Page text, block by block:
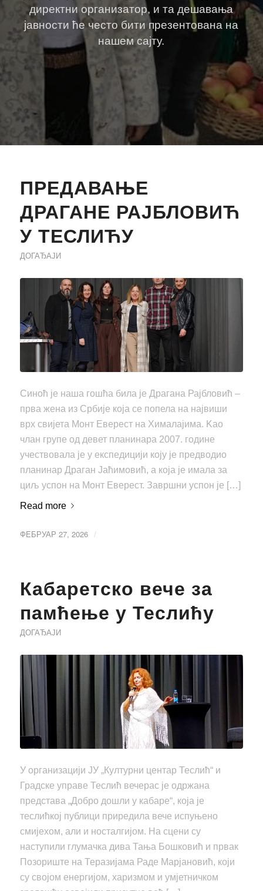
директни организатор, и та дешавања
јавности ће често бити презентована на
нашем сајту.
ПРЕДАВАЊЕ
ДРАГАНЕ РАЈБЛОВИЋ
У ТЕСЛИЋУ
ДОГАЂАЈИ
Синоћ је наша гошћа била је Драгана Рајбловић –
прва жена из Србије која се попела на највиши
врх свијета Монт Еверест на Хималајима. Kао
члан групе од девет планинара 2007. године
учествовала је у експедицији коју је предводио
планинар Драган Јаћимовић, а која је имала за
циљ успон на Монт Еверест. Завршни успон је […]
Read more
ФЕБРУАР 27, 2026 /
Кабаретско вече за
памћење у Теслићу
ДОГАЂАЈИ
У организацији ЈУ „Културни центар Теслић“ и
Градске управе Теслић вечерас је одржана
представа „Добро дошли у кабаре“, која је
теслићкој публици приредила вече испуњено
смијехом, али и носталгијом. На сцени су
наступили глумачка дива Тања Бошковић и првак
Позориште на Теразијама Раде Марјановић, који
су својом енергијом, харизмом и умјетничком